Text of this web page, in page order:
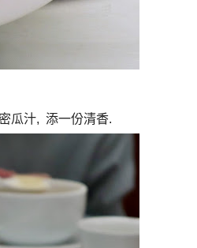
瓜汁, 添一份清香.